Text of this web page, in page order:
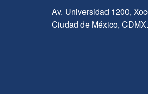
Av. Universidad 1200,
Ciudad de México, CDMX.